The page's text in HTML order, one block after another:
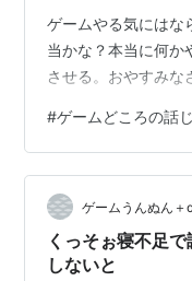
ゲームやる気にはな
当かな？本当に何か
させる。おやすみな
#ゲームどころの話
ゲームうんぬん＋
くっそぉ寝不足
しないと